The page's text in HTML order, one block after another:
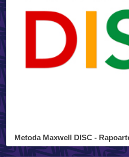
Metoda Maxwell DISC -